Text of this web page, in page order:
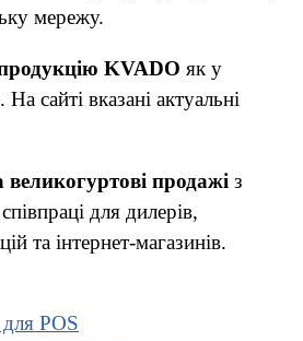
мережу.
KVADO як у
сайті вказані актуальні
великогуртові продажі з
для дилерів,
та інтернет-магазинів.
POS